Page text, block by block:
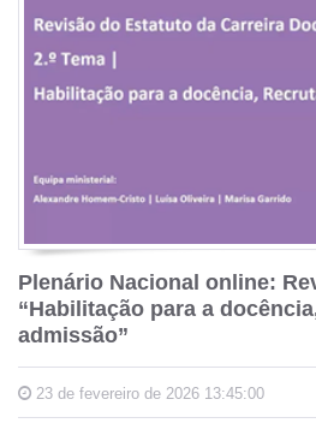
Plenário Nacional online:
“Habilitação para a
admissão”
23 de fevereiro de 2026 13:45:00